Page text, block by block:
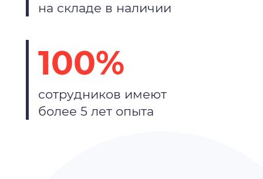
на складе в наличии
100%
сотрудников имеют
более 5 лет опыта